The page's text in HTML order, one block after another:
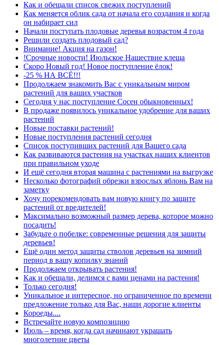
Как и обещали список свежих поступлений
Как меняется облик сада от начала его создания и когда
он набирает сил
Начали поступать плодовые деревья возрастом 4 года
Решили создать плодовый сад?
Внимание! Акция на газон!
!Срочные новости! Июльское Нашествие клеща
Скоро Новый год! Новое поступление ёлок!
-25 % НА ВСЁ!!!
Продолжаем знакомить Вас с уникальным миром
растений для ваших участков
Сегодня у нас поступление Сосен обыкновенных!
В продаже появилось уникальное удобрение для ваших
растений
Новые поставки растений!
Новые поступления растений сегодня
Список поступивших растений для Вашего сада
Как развиваются растения на участках наших клиентов
при правильном уходе
И ещё сегодня вторая машина с растениями на выгрузке
Несколько фотографий обрезки взрослых яблонь Вам на
заметку
Хочу порекомендовать вам новую книгу по защите
растений от вредителей!
Максимально возможный размер дерева, которое можно
посадить!
Забудьте о побелке: современные решения для защиты
деревьев!
Ещё один метод защиты стволов деревьев на зимний
период в вашу копилку знаний
Продолжаем открывать растения!
Как и обещали, делимся с вами ценами на растения!
Только сегодня!
Уникальное и интересное, но ограниченное по времени
предложение только для Вас, наши дорогие клиенты
Короеды....
Встречайте новую композицию
Июль – время, когда сад начинают украшать
многолетние цветы